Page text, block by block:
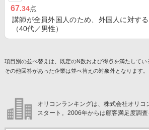
67.34点
講師が全員外国人のため、外国人に対する
（40代／男性）
項目別の並べ替えは、既定のN数および得点を満たしてい
その他回答があった企業は並べ替えの対象外となります。
オリコンランキングは、株式会社オリコ
スタート。2006年からは顧客満足度調査